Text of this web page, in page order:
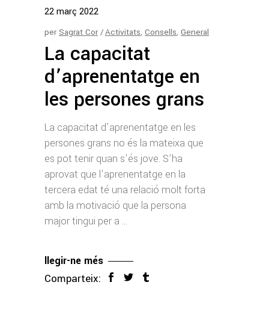
22març 2022
perSagrat Cor Activitats, Consells, General
La capacitat
d’aprenentatge en
les persones grans
La capacitat d’aprenentatge en les
persones grans no és la mateixa que
es pot tenir quan s’és jove. S’ha
aprovat que l'aprenentatge en la
tercera edat té una relació molt forta
amb la motivació que la persona
major tingui per a
llegir-ne més
Comparteix: